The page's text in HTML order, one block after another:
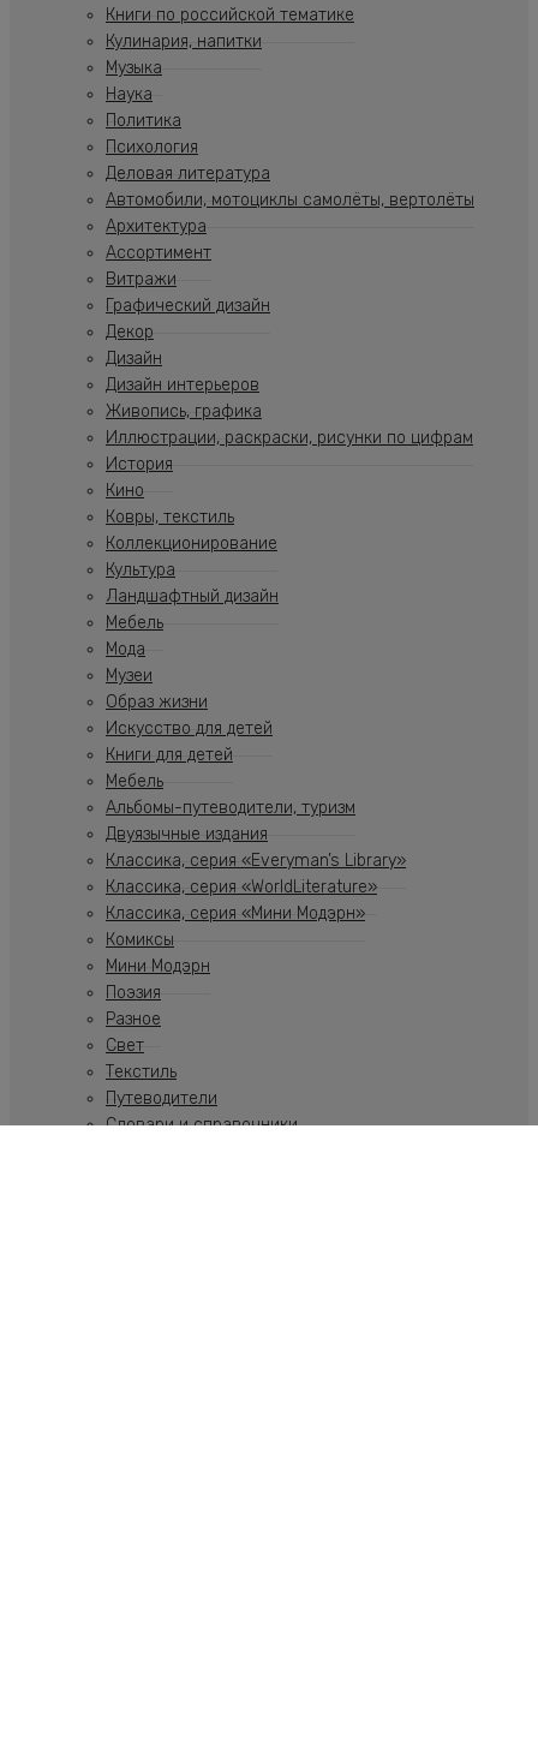
Книги по российской тематике
Кулинария, напитки
Музыка
Наука
Политика
Психология
Деловая литература
Автомобили, мотоциклы самолёты, вертолёты
Архитектура
Ассортимент
Витражи
Графический дизайн
Декор
Дизайн
Дизайн интерьеров
Живопись, графика
Иллюстрации, раскраски, рисунки по цифрам
История
Кино
Ковры, текстиль
Коллекционирование
Культура
Ландшафтный дизайн
Мебель
Мода
Музеи
Образ жизни
Искусство для детей
Книги для детей
Мебель
Альбомы-путеводители, туризм
Двуязычные издания
Классика, серия «Everyman’s Library»
Классика, серия «WorldLiterature»
Классика, серия «Мини Модэрн»
Комиксы
Мини Модэрн
Поэзия
Разное
Свет
Текстиль
Путеводители
Словари и справочники